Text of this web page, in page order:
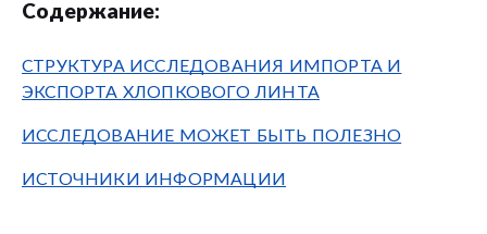
Содержание:
СТРУКТУРА ИССЛЕДОВАНИЯ ИМПОРТА И
ЭКСПОРТА ХЛОПКОВОГО ЛИНТА
ИССЛЕДОВАНИЕ МОЖЕТ БЫТЬ ПОЛЕЗНО
ИСТОЧНИКИ ИНФОРМАЦИИ